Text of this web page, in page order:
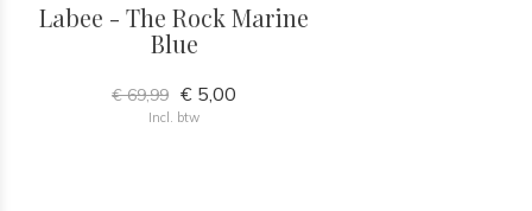
Labee - The Rock Marine
Blue
€ 69,99 € 5,00
Incl. btw